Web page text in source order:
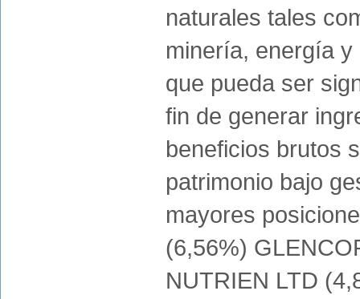
naturales tales
minería, energía
que pueda ser
fin de generar
beneficios brutos
patrimonio bajo
mayores
(6,56%)
NUTRIEN LTD